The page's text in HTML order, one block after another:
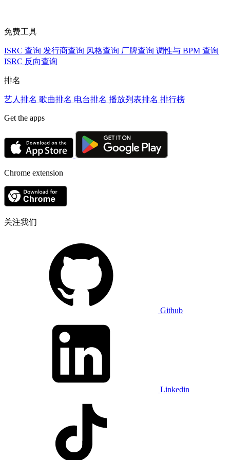
免费工具
ISRC 查询 发行商查询 风格查询 厂牌查询 调性与 BPM 查询
ISRC 反向查询
排名
艺人排名 歌曲排名 电台排名 播放列表排名 排行榜
Get the apps
Chrome extension
关注我们
Github
Linkedin